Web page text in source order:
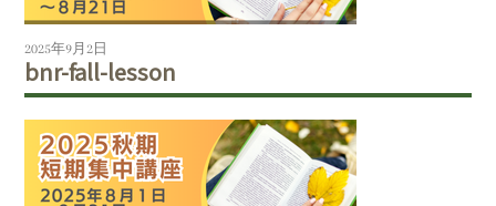
2025年9月2日
bnr-fall-lesson